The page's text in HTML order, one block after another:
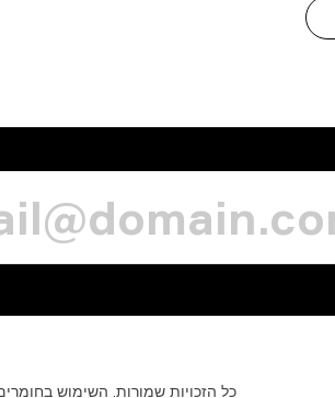
כל הזכויות שמורות. השימוש